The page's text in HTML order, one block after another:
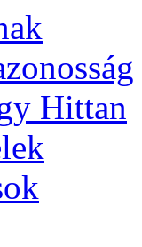
Hittan